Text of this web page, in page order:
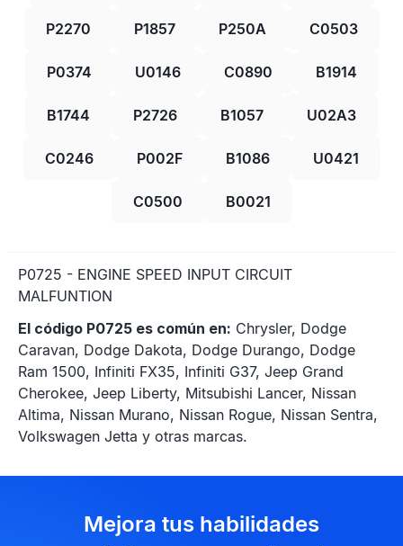
P2270 P1857 P250A C0503
P0374 U0146 C0890 B1914
B1744 P2726 B1057 U02A3
C0246 P002F B1086 U0421
C0500 B0021
P0725 - ENGINE SPEED INPUT CIRCUIT
MALFUNTION
El código P0725 es común en: Chrysler, Dodge
Caravan, Dodge Dakota, Dodge Durango, Dodge
Ram 1500, Infiniti FX35, Infiniti G37, Jeep Grand
Cherokee, Jeep Liberty, Mitsubishi Lancer, Nissan
Altima, Nissan Murano, Nissan Rogue, Nissan Sentra,
Volkswagen Jetta y otras marcas.
Mejora tus habilidades